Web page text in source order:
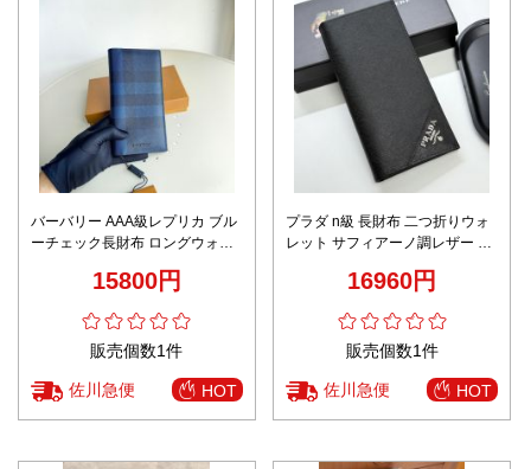
バーバリー AAA級レプリカ ブル
ーチェック長財布 ロングウォレ
り 高級感仕上げ15800円
販売個数1件
佐川急便 HOT
プラダ n級 長財布 二つ折りウォ
レット サフィアーノ調レザー 安
16960円
販売個数1件
佐川急便 HOT